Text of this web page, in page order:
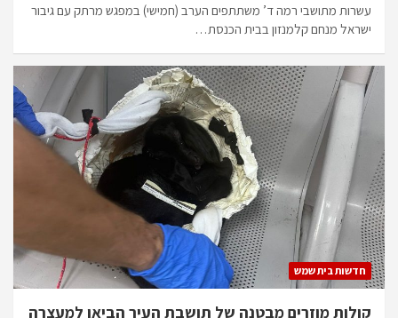
עשרות מתושבי רמה ד’ משתתפים הערב (חמישי) במפגש מרתק עם גיבור
ישראל מנחם קלמנזון בבית הכנסת…
חדשות בית שמש
קולות מוזרים מבטנה של תושבת העיר הביאו למעצרה